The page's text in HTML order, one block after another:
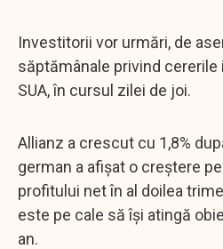
Investitorii vor urmări, de
săptămânale privind cererile
SUA, în cursul zilei de joi.
Allianz a crescut cu 1,8%
german a afișat o creștere
profitului net în al doilea
este pe cale să își atingă
an.